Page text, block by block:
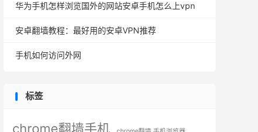
华为手机怎样浏览国外的网站安卓手机怎么上vpn
安卓翻墙教程：最好用的安卓VPN推荐
手机如何访问外网
标签
chrome翻墙手机